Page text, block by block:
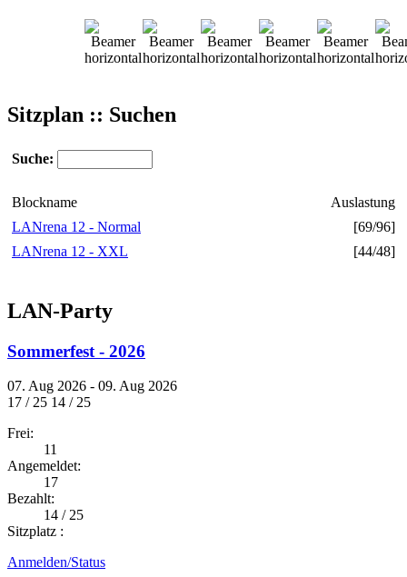
Sitzplan :: Suchen
Suche:
Blockname
Auslastung
LANrena 12 - Normal
[69/96]
LANrena 12 - XXL
[44/48]
LAN-Party
Sommerfest - 2026
07. Aug 2026 - 09. Aug 2026
17 / 25 14 / 25
Frei:
11
Angemeldet:
17
Bezahlt:
14 / 25
Sitzplatz :
Anmelden/Status